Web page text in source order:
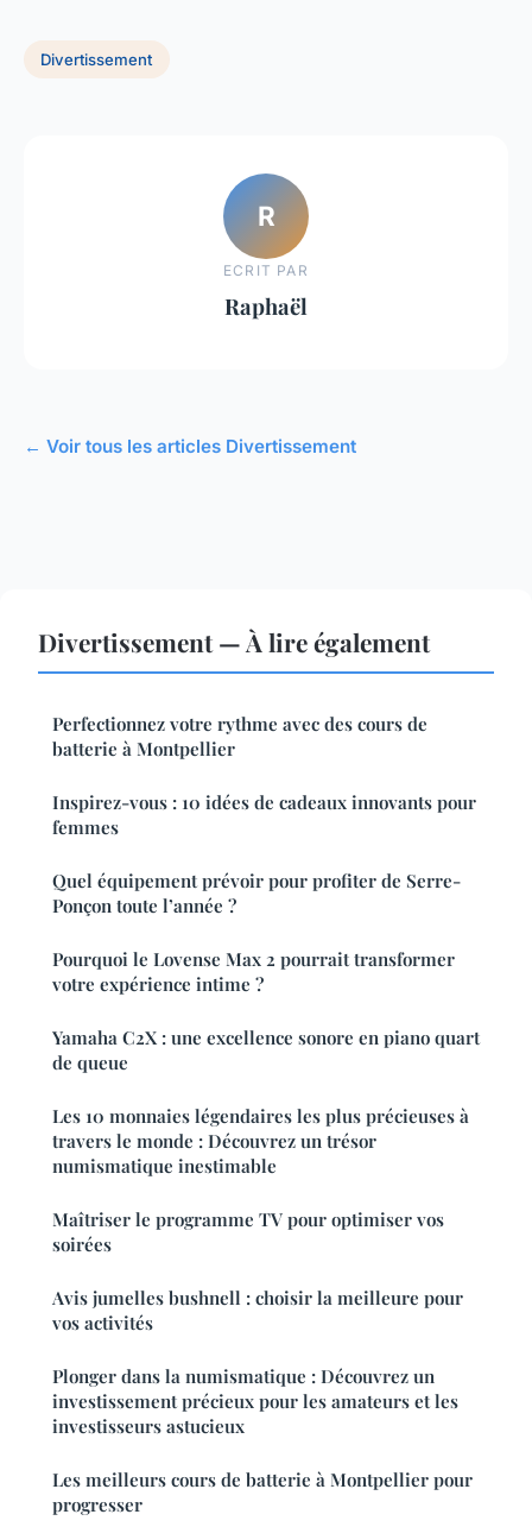
Divertissement
R
ECRIT PAR
Raphaël
← Voir tous les articles Divertissement
Divertissement — À lire également
Perfectionnez votre rythme avec des cours de
batterie à Montpellier
Inspirez-vous : 10 idées de cadeaux innovants pour
femmes
Quel équipement prévoir pour profiter de Serre-
Ponçon toute l’année ?
Pourquoi le Lovense Max 2 pourrait transformer
votre expérience intime ?
Yamaha C2X : une excellence sonore en piano quart
de queue
Les 10 monnaies légendaires les plus précieuses à
travers le monde : Découvrez un trésor
numismatique inestimable
Maîtriser le programme TV pour optimiser vos
soirées
Avis jumelles bushnell : choisir la meilleure pour
vos activités
Plonger dans la numismatique : Découvrez un
investissement précieux pour les amateurs et les
investisseurs astucieux
Les meilleurs cours de batterie à Montpellier pour
progresser